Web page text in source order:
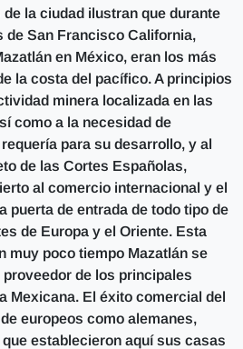
la ciudad ilustran que durante
de San Francisco California,
en México, eran los más
la costa del pacífico. A principios
minera localizada en las
como a la necesidad de
para su desarrollo, y al
de las Cortes Españolas,
al comercio internacional y el
puerta de entrada de todo tipo de
de Europa y el Oriente. Esta
muy poco tiempo Mazatlán se
de los principales
Mexicana. El éxito comercial del
europeos como alemanes,
establecieron aquí sus casas